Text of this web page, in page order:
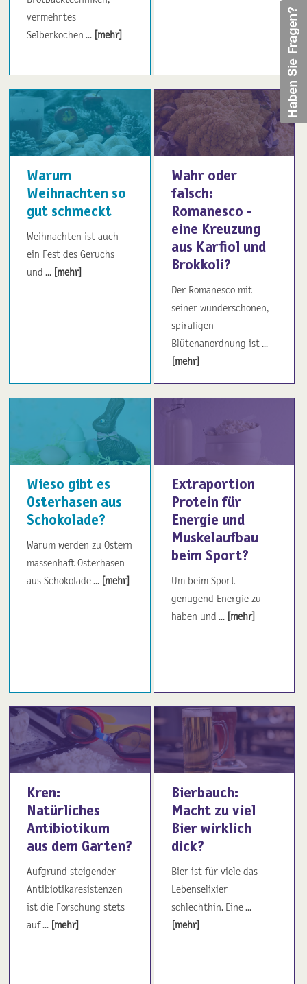
vermehrtes
Selberkochen ... [mehr]
Warum
Weihnachten so
gut schmeckt
Weihnachten ist auch
ein Fest des Geruchs
und ... [mehr]
Wahr oder
falsch:
Romanesco -
eine Kreuzung
aus Karfiol und
Brokkoli?
Der Romanesco mit
seiner wunderschönen,
spiraligen
Blütenanordnung ist ...
[mehr]
Wieso gibt es
Osterhasen aus
Schokolade?
Warum werden zu Ostern
massenhaft Osterhasen
aus Schokolade ... [mehr]
Extraportion
Protein für
Energie und
Muskelaufbau
beim Sport?
Um beim Sport
genügend Energie zu
haben und ... [mehr]
Kren:
Natürliches
Antibiotikum
aus dem Garten?
Aufgrund steigender
Antibiotikaresistenzen
ist die Forschung stets
auf ... [mehr]
Bierbauch:
Macht zu viel
Bier wirklich
dick?
Bier ist für viele das
Lebenselixier
schlechthin. Eine ...
[mehr]